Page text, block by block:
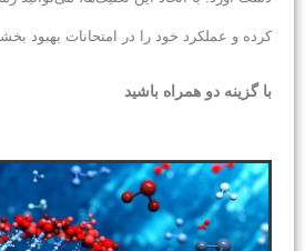
کرده و عملکرد خود را در امتحانات بهبود
با گزینه دو همراه باشید